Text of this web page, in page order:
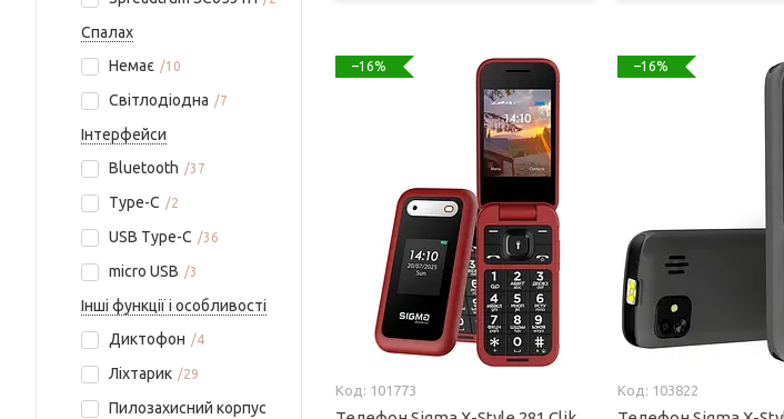
Спалах
Немає
10
Світлодіодна 7
Інтерфейси
Bluetooth
37
Type-C 2
USB Type-C 36
micro USB 3
Інші функції і особливості
Диктофон
4
Ліхтарик 29
Пилозахисний корпус
–16%
101773
–16%
103822